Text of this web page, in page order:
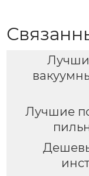
Лучшие